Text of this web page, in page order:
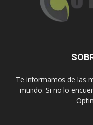
Te informamos de las
mundo. Si no lo